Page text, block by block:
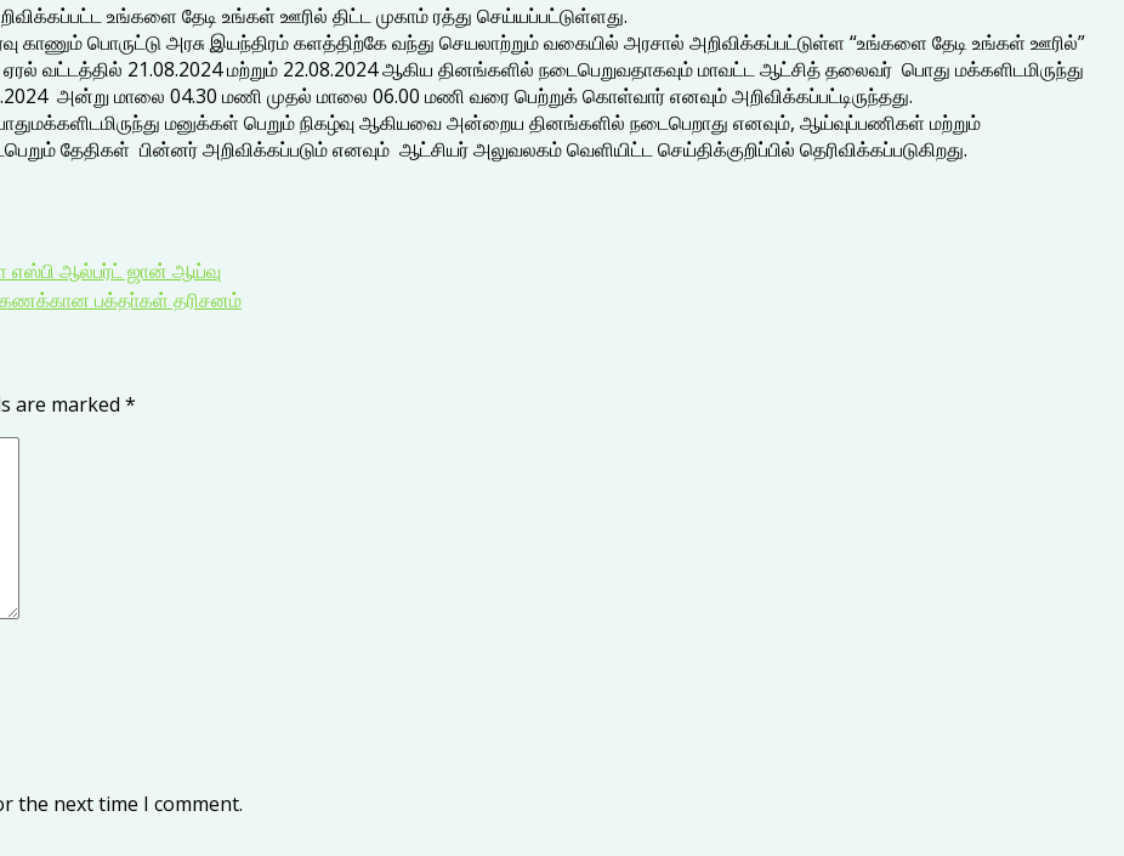
உங்களை தேடி உங்கள் ஊரில் திட்ட முகாம் ரத்து செய்யப்பட்டுள்ளது.
பொருட்டு அரசு இயந்திரம் களத்திற்கே வந்து செயலாற்றும் வகையில் அரசால் அறிவிக்கப்பட்டுள்ள “உங்களை தேடி உங்கள் ஊரில்”
வட்டத்தில் 21.08.2024 மற்றும் 22.08.2024 ஆகிய தினங்களில் நடைபெறுவதாகவும் மாவட்ட ஆட்சித் தலைவர் பொது மக்களிடமிருந்து
அன்று மாலை 04.30 மணி முதல் மாலை 06.00 மணி வரை பெற்றுக் கொள்வார் எனவும் அறிவிக்கப்பட்டிருந்தது.
மனுக்கள் பெறும் நிகழ்வு ஆகியவை அன்றைய தினங்களில் நடைபெறாது எனவும், ஆய்வுப்பணிகள் மற்றும்
தேதிகள் பின்னர் அறிவிக்கப்படும் எனவும் ஆட்சியர் அலுவலகம் வெளியிட்ட செய்திக்குறிப்பில் தெரிவிக்கப்படுகிறது.
எஸ்பி ஆல்பர்ட் ஜான் ஆய்வு
பக்தா்கள் தரிசனம்
are marked *
the next time I comment.